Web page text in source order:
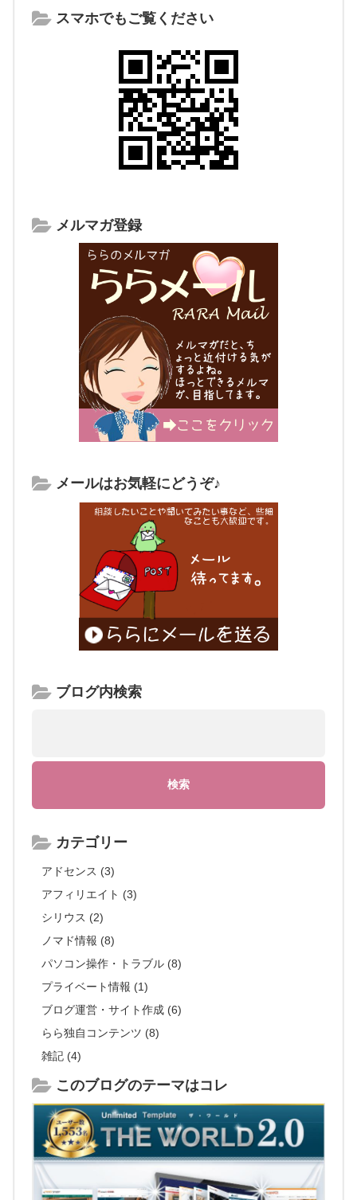
スマホでもご覧ください
メルマガ登録
メールはお気軽にどうぞ♪
ブログ内検索
カテゴリー
アドセンス (3)
アフィリエイト (3)
シリウス (2)
ノマド情報 (8)
パソコン操作・トラブル (8)
プライベート情報 (1)
ブログ運営・サイト作成 (6)
らら独自コンテンツ (8)
雑記 (4)
このブログのテーマはコレ